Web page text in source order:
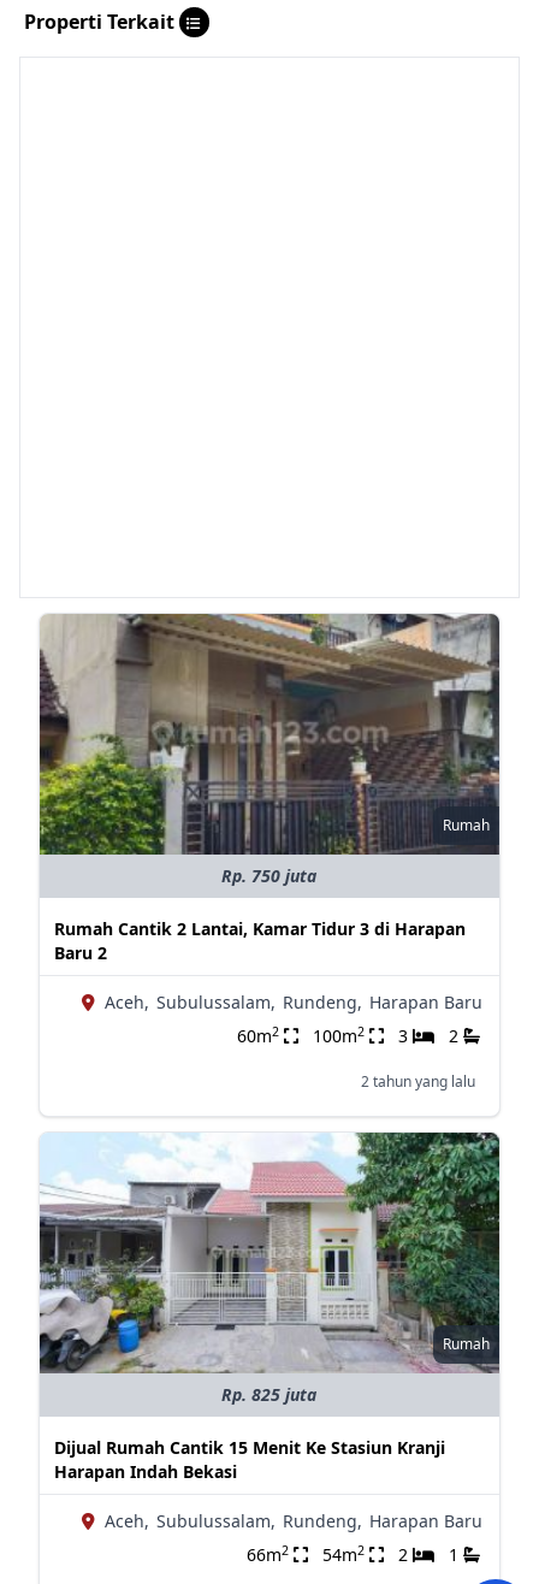
Properti Terkait
Rumah
Rp. 750 juta
Rumah Cantik 2 Lantai, Kamar Tidur 3 di Harapan
Baru 2
Aceh, Subulussalam, Rundeng, Harapan Baru
60m2 100m2 3 2
2 tahun yang lalu
Rumah
Rp. 825 juta
Dijual Rumah Cantik 15 Menit Ke Stasiun Kranji
Harapan Indah Bekasi
Aceh, Subulussalam, Rundeng, Harapan Baru
66m2 54m2 2 1